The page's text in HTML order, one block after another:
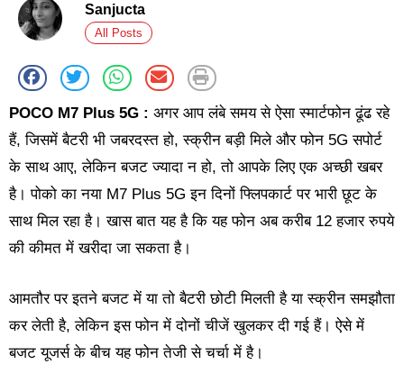
Sanjucta
All Posts
POCO M7 Plus 5G : अगर आप लंबे समय से ऐसा स्मार्टफोन ढूंढ रहे
हैं, जिसमें बैटरी भी जबरदस्त हो, स्क्रीन बड़ी मिले और फोन 5G सपोर्ट
के साथ आए, लेकिन बजट ज्यादा न हो, तो आपके लिए एक अच्छी खबर
है। पोको का नया M7 Plus 5G इन दिनों फ्लिपकार्ट पर भारी छूट के
साथ मिल रहा है। खास बात यह है कि यह फोन अब करीब 12 हजार रुपये
की कीमत में खरीदा जा सकता है।
आमतौर पर इतने बजट में या तो बैटरी छोटी मिलती है या स्क्रीन समझौता
कर लेती है, लेकिन इस फोन में दोनों चीजें खुलकर दी गई हैं। ऐसे में
बजट यूजर्स के बीच यह फोन तेजी से चर्चा में है।